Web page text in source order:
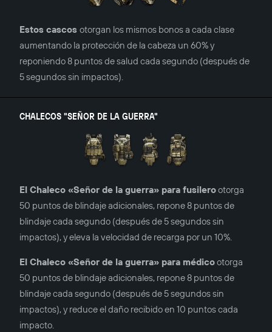
Estos cascos otorgan los mismos bonos a cada clase
aumentando la protección de la cabeza un 60% y
reponiendo 8 puntos de salud cada segundo (después de
5 segundos sin impactos).
CHALECOS "SEÑOR DE LA GUERRA"
El Chaleco «Señor de la guerra» para fusilerootorga
50 puntos de blindaje adicionales, repone 8 puntos de
blindaje cada segundo (después de 5 segundos sin
impactos), y eleva la velocidad de recarga por un 10%.
El Chaleco «Señor de la guerra» para médicootorga
50 puntos de blindaje adicionales, repone 8 puntos de
blindaje cada segundo (después de 5 segundos sin
impactos), y reduce el daño recibido en 10 puntos cada
impacto.